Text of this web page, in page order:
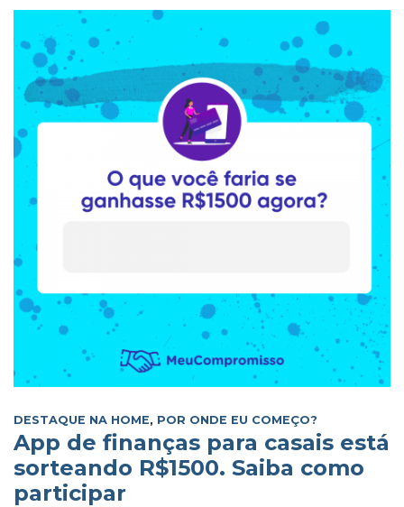
DESTAQUE NA HOME, POR ONDE EU COMEÇO?
App de finanças para casais está
sorteando R$1500. Saiba como
participar